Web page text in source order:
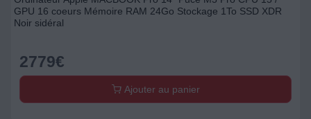
GPU 16 coeurs Mémoire RAM 24Go Stockage 1To SSD XDR
Noir sidéral
2779€
Ajouter au panier